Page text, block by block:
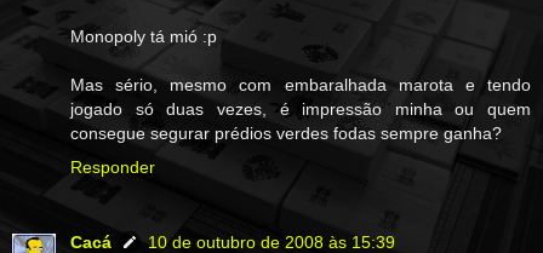
Monopoly tá mió :p
Mas sério, mesmo com embaralhada marota e tendo
jogado só duas vezes, é impressão minha ou quem
consegue segurar prédios verdes fodas sempre ganha?
Responder
Cacá
10 de outubro de 2008 às 15:39